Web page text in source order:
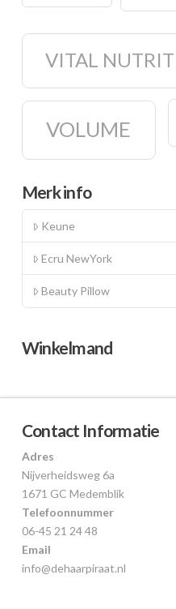
VITAL
VOLUME
Merk info
Keune
Ecru NewYork
Beauty Pillow
Winkelmand
Contact Informatie
Adres
Nijverheidsweg 6a
1671 GC Medemblik
Telefoonnummer
06-45 21 24 48
Email
info@dehaarpiraat.nl